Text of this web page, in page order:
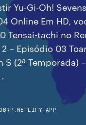
Yu-Gi-Oh!
Online Em HD,
Tensai-tachi no
– Episódio 03
S (2ª Temporada)